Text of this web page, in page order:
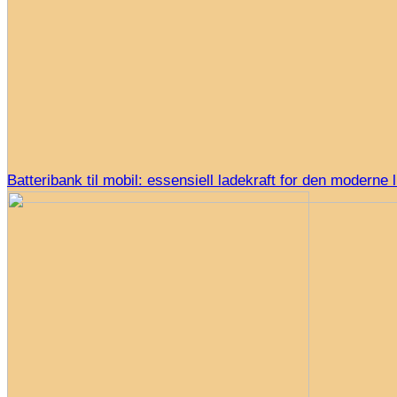
Batteribank til mobil: essensiell ladekraft for den moderne